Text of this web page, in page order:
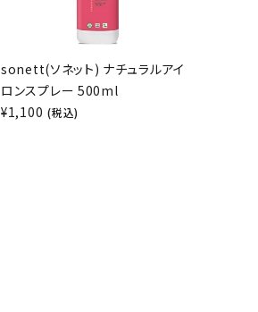
sonett(ソネット) ナチュラルアイ
ロンスプレー 500ml
¥1,100 (税込)